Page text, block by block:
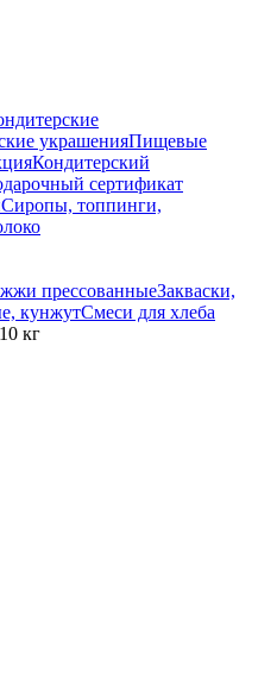
украшенияПищевые
Кондитерский
сертификат
Сиропы, топпинги,
прессованныеЗакваски,
кунжутСмеси для хлеба
кг